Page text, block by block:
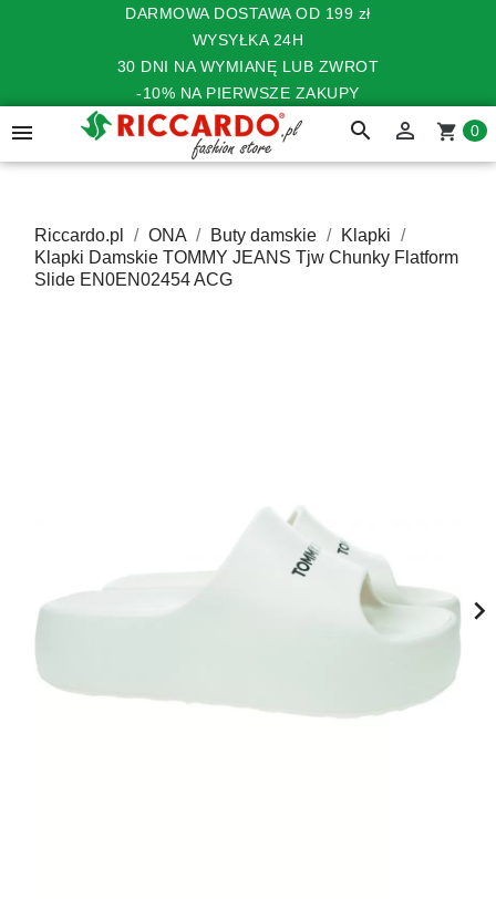
DARMOWA DOSTAWA OD 199 zł
WYSYŁKA 24H
30 DNI NA WYMIANĘ LUB ZWROT
-10% NA PIERWSZE ZAKUPY
 search  shopping_cart 0
Riccardo.pl ONA Buty damskie
Klapki
Klapki Damskie TOMMY JEANS Tjw Chunky Flatform
Slide EN0EN02454 ACG
